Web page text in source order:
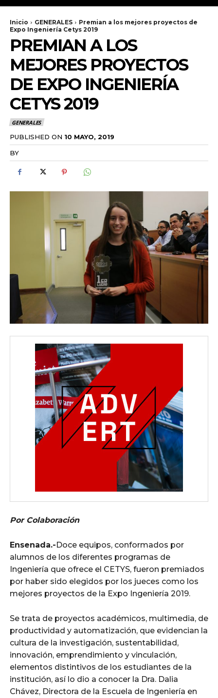
Inicio GENERALES
Premian a los mejores proyectos de
Expo Ingeniería Cetys 2019
PREMIAN A LOS
MEJORES PROYECTOS
DE EXPO INGENIERÍA
CETYS 2019
GENERALES
PUBLISHED ON 10 MAYO, 2019
BY
Por Colaboración
Ensenada.-Doce equipos, conformados por
alumnos de los diferentes programas de
Ingeniería que ofrece el CETYS, fueron premiados
por haber sido elegidos por los jueces como los
mejores proyectos de la Expo Ingeniería 2019.
Se trata de proyectos académicos, multimedia, de
productividad y automatización, que evidencian la
cultura de la investigación, sustentabilidad,
innovación, emprendimiento y vinculación,
elementos distintivos de los estudiantes de la
institución, así lo dio a conocer la Dra. Dalia
Chávez, Directora de la Escuela de Ingeniería en